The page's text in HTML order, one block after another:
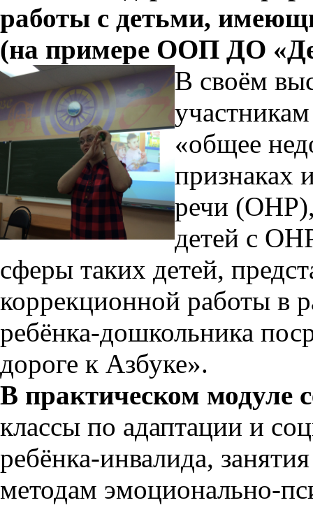
работы с детьми,
(на примере ООП ДО
В своём
«общее
признаках
речи (ОНР),
детей с
сферы таких детей,
коррекционной работы в
ребёнка-дошкольника
дороге к Азбуке».
В практическом модуле
классы по адаптации и
ребёнка-инвалида,
методам эмоционально-